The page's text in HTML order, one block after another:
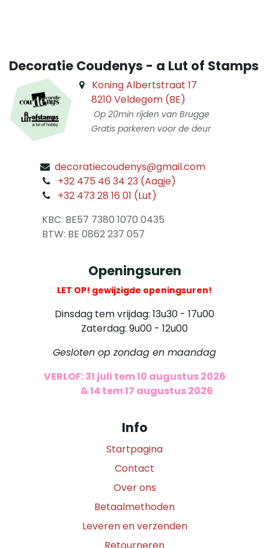
Decoratie Coudenys - a Lut of Stamps
Koning Albertstraat 17
8210 Veldegem (BE)
Op 20min rijden van Brugge
Gratis parkeren voor de deur
decoratiecoudenys@gmail.com
+32 475 46 34 23 (Aagje)
+32 473 28 16 01 (Lut)
KBC: BE57 7380 1070 0435
​ BTW: BE 0862 237 057
Openingsuren
LET OP! gewijzigde openingsuren!
Dinsdag tem vrijdag: 13u30 - 17u00
Zaterdag: 9u00 - 12u00
Gesloten op zondag en maandag
VERLOF: 31 juli tem 10 augustus 2026
& 14 tem 17 augustus 2026
Info
Startpagina
Contact
Over ons
Betaalmethoden
Leveren en verzenden